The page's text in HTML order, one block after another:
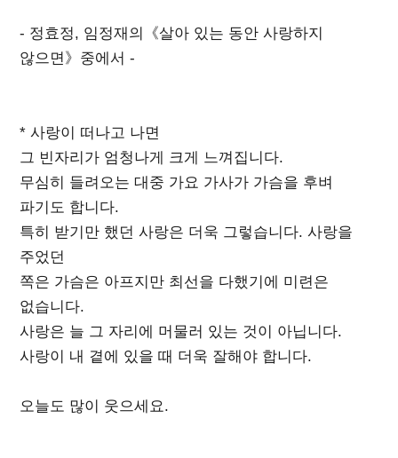
- 정효정, 임정재의《살아 있는 동안 사랑하지
않으면》중에서 -
* 사랑이 떠나고 나면
그 빈자리가 엄청나게 크게 느껴집니다.
무심히 들려오는 대중 가요 가사가 가슴을 후벼
파기도 합니다.
특히 받기만 했던 사랑은 더욱 그렇습니다. 사랑을
주었던
쪽은 가슴은 아프지만 최선을 다했기에 미련은
없습니다.
사랑은 늘 그 자리에 머물러 있는 것이 아닙니다.
사랑이 내 곁에 있을 때 더욱 잘해야 합니다.
오늘도 많이 웃으세요.